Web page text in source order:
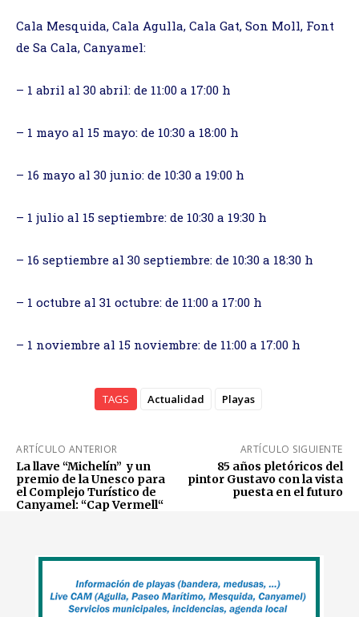
Cala Mesquida, Cala Agulla, Cala Gat, Son Moll, Font
de Sa Cala, Canyamel:
– 1 abril al 30 abril: de 11:00 a 17:00 h
– 1 mayo al 15 mayo: de 10:30 a 18:00 h
– 16 mayo al 30 junio: de 10:30 a 19:00 h
– 1 julio al 15 septiembre: de 10:30 a 19:30 h
– 16 septiembre al 30 septiembre: de 10:30 a 18:30 h
– 1 octubre al 31 octubre: de 11:00 a 17:00 h
– 1 noviembre al 15 noviembre: de 11:00 a 17:00 h
TAGS Actualidad Playas
ARTÍCULO ANTERIOR
La llave “Michelín” y un
premio de la Unesco para
el Complejo Turístico de
Canyamel: “Cap Vermell“
ARTÍCULO SIGUIENTE
85 años pletóricos del
pintor Gustavo con la vista
puesta en el futuro